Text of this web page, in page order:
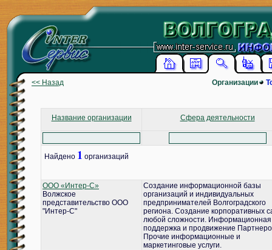
<< Назад Организации
Название организации Сфера деятельности
Найдено 1 организаций
ООО «Интер-С»
Волжское
представительство ООО
"Интер-С"
Создание информационной базы
организаций и индивидуальных
предпринимателей Волгоградского
региона. Создание корпоративных
любой сложности. Информационная
поддержка и продвижение
Прочие информационные и
маркетинговые услуги.